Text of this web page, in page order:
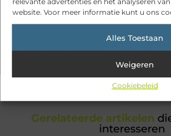
website. Voor meer informatie kunt u ons
Alles Toestaan
Weigeren
Cookiebeleid
onderwerpen en blijf op de hoogte!
Gerelateerde artikelen
interesseren